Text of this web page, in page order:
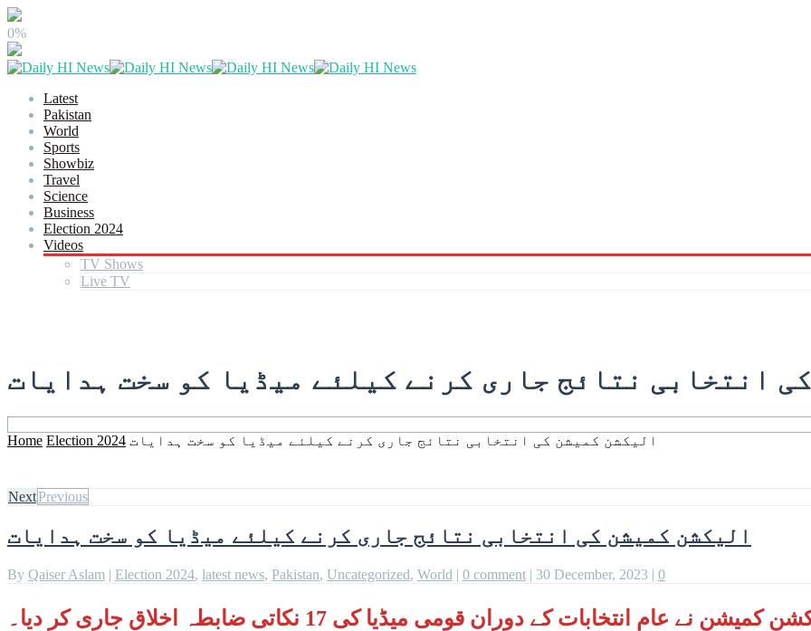
0%
Latest
Pakistan
World
Sports
Showbiz
Travel
Science
Business
Election 2024
Videos
TV Shows
Live TV
انتخابی نتائج جاری کرنے کیلئے میڈیا کو سخت ہدایات
Home Election 2024 الیکشن کمیشن کی انتخابی نتائج جاری کرنے کیلئے میڈیا کو سخت ہدایات
NextPrevious
الیکشن کمیشن کی انتخابی نتائج جاری کرنے کیلئے میڈیا کو سخت ہدایات
By Qaiser Aslam | Election 2024, latest news, Pakistan, Uncategorized, World | 0 comment | 30 December, 2023 | 0
نے عام انتخابات کے دوران قومی میڈیا کی 17 نکاتی ضابطہ اخلاق جاری کر دیا۔